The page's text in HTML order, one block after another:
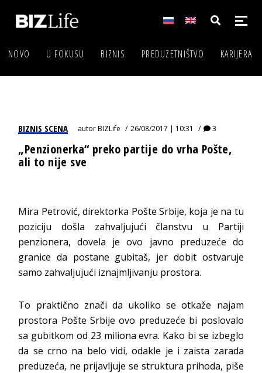
NOVO U FOKUSU BIZNIS PREDUZETNIŠTVO KARIJERA
BIZNIS SCENA autorBIZLife 26/08/2017 | 10:31 3
„Penzionerka“ preko partije do vrha Pošte,
ali to nije sve
Mira Petrović, direktorka Pošte Srbije, koja je na tu
poziciju došla zahvaljujući članstvu u Partiji
penzionera, dovela je ovo javno preduzeće do
granice da postane gubitaš, jer dobit ostvaruje
samo zahvaljujući iznajmljivanju prostora.
To praktično znači da ukoliko se otkaže najam
prostora Pošte Srbije ovo preduzeće bi poslovalo
sa gubitkom od 23 miliona evra. Kako bi se izbeglo
da se crno na belo vidi, odakle je i zaista zarada
preduzeća, ne prijavljuje se struktura prihoda, piše